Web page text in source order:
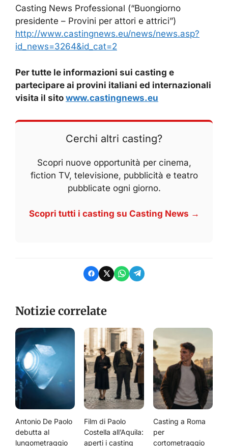
Casting News Professional (“Buongiorno
presidente – Provini per attori e attrici”)
http://www.castingnews.eu/news/news.asp?
id_news=3264&id_cat=2
Per tutte le informazioni sui casting e
partecipare ai provini italiani ed internazionali
visita il sito www.castingnews.eu
Cerchi altri casting?
Scopri nuove opportunità per cinema,
fiction TV, televisione, pubblicità e teatro
pubblicate ogni giorno.
Scopri tutti i casting su Casting News →
Notizie correlate
Antonio De Paolo
debutta al
lungometraggio
Film di Paolo
Costella all’Aquila:
aperti i casting
Casting a Roma
per
cortometraggio